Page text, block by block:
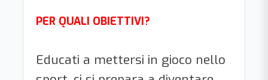
PER QUALI OBIETTIVI?
Educati a mettersi in gioco nello